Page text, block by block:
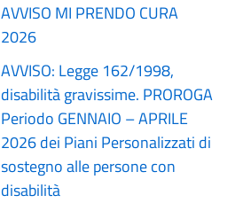
AVVISO MI PRENDO CURA
2026
AVVISO: Legge 162/1998,
disabilità gravissime. PROROGA
Periodo GENNAIO – APRILE
2026 dei Piani Personalizzati di
sostegno alle persone con
disabilità